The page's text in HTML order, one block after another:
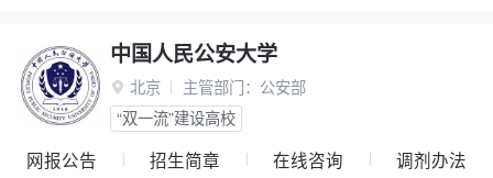
中国人民公安大学
 北京 主管部门： 公安部
“双一流”建设高校
网报公告 招生简章 在线咨询 调剂办法